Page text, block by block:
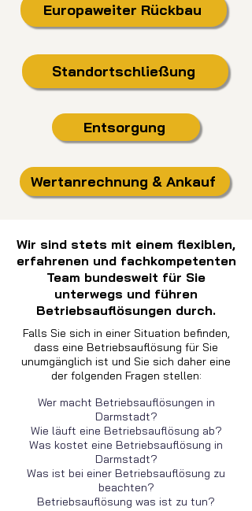
Europaweiter Rückbau
Standortschließung
Entsorgung
Wertanrechnung & Ankauf
Wir sind stets mit einem flexiblen,
erfahrenen und fachkompetenten
Team bundesweit für Sie
unterwegs und führen
Betriebsauflösungen durch.
Falls Sie sich in einer Situation befinden,
dass eine Betriebsauflösung für Sie
unumgänglich ist und Sie sich daher eine
der folgenden Fragen stellen:
Wer macht Betriebsauflösungen in
Darmstadt?
Wie läuft eine Betriebsauflösung ab?
Was kostet eine Betriebsauflösung in
Darmstadt?
Was ist bei einer Betriebsauflösung zu
beachten?
Betriebsauflösung was ist zu tun?